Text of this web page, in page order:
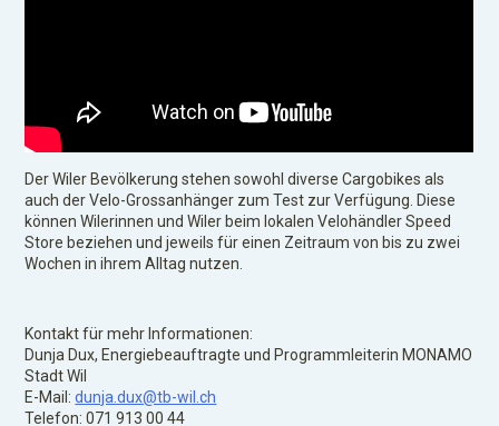
Der Wiler Bevölkerung stehen sowohl diverse Cargobikes als
auch der Velo-Grossanhänger zum Test zur Verfügung. Diese
können Wilerinnen und Wiler beim lokalen Velohändler Speed
Store beziehen und jeweils für einen Zeitraum von bis zu zwei
Wochen in ihrem Alltag nutzen.
Kontakt für mehr Informationen:
Dunja Dux, Energiebeauftragte und Programmleiterin MONAMO
Stadt Wil
E-Mail:dunja.dux@tb-wil.ch
Telefon: 071 913 00 44